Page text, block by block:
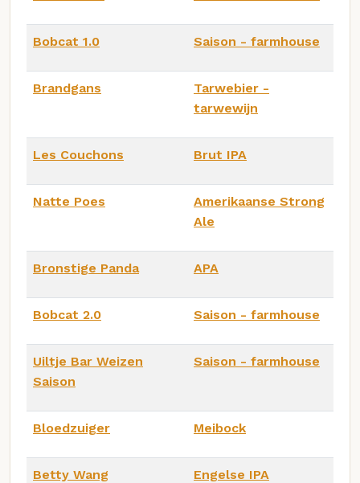
Bobcat 1.0 Saison - farmhouse
Brandgans
Tarwebier -
tarwewijn
Les Couchons Brut IPA
Natte Poes
Amerikaanse Strong
Ale
Bronstige Panda APA
Bobcat 2.0 Saison - farmhouse
Uiltje Bar Weizen
Saison
Saison - farmhouse
Bloedzuiger Meibock
Betty Wang Engelse IPA